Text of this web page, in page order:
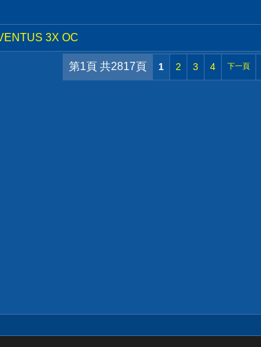
3X OC
第1頁 共2817頁 1 2 3 4 下一頁